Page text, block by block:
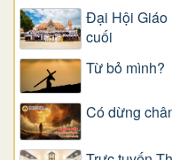
Đại Hội Giáo
cuối
Từ bỏ mình?
Có dừng